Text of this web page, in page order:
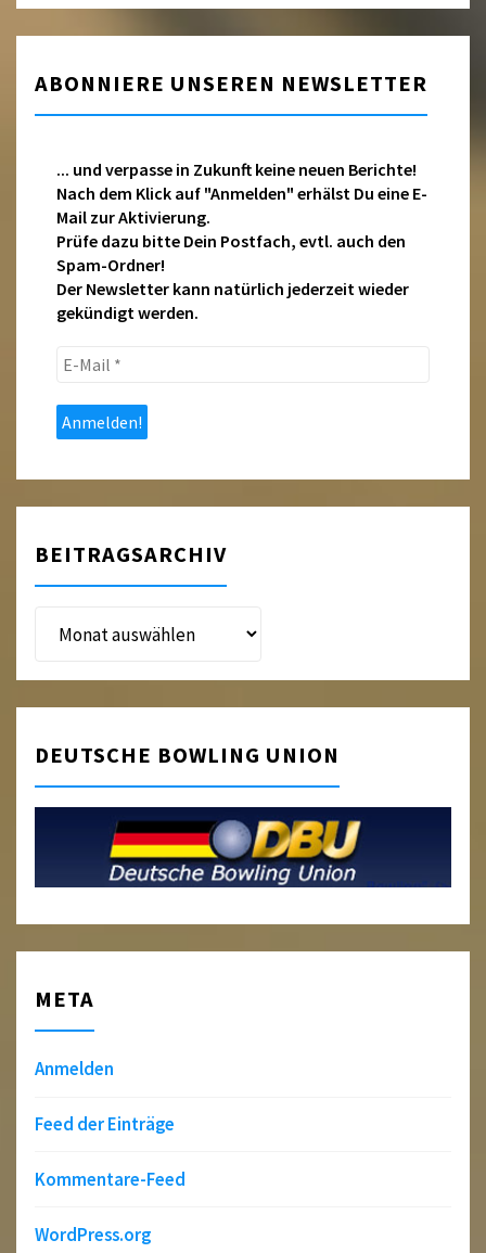
ABONNIERE UNSEREN NEWSLETTER
... und verpasse in Zukunft keine neuen Berichte!
Nach dem Klick auf "Anmelden" erhälst Du eine E-
Mail zur Aktivierung.
Prüfe dazu bitte Dein Postfach, evtl. auch den
Spam-Ordner!
Der Newsletter kann natürlich jederzeit wieder
gekündigt werden.
E-
*
BEITRAGSARCHIV
Beitragsarchiv
DEUTSCHE BOWLING UNION
META
Anmelden
Feed der Einträge
Kommentare-Feed
WordPress.org